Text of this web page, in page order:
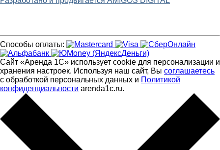
Способы оплаты:
Сайт «Аренда 1С» использует cookie для персонализации и
хранения настроек. Используя наш сайт, Вы соглашаетесь
с обработкой персональных данных и Политикой
конфиденциальности arenda1c.ru.